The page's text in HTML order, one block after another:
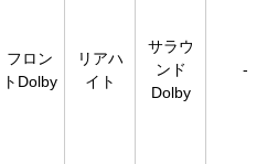
フロン
トDolby
リアハ
イト
サラウ
ンド
Dolby
-